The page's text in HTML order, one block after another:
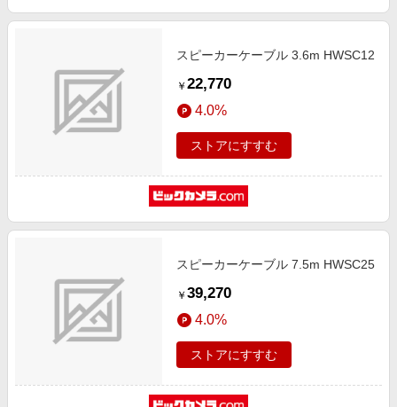
スピーカーケーブル 3.6m HWSC12
￥ 22,770
4.0%
ストアにすすむ
スピーカーケーブル 7.5m HWSC25
￥ 39,270
4.0%
ストアにすすむ